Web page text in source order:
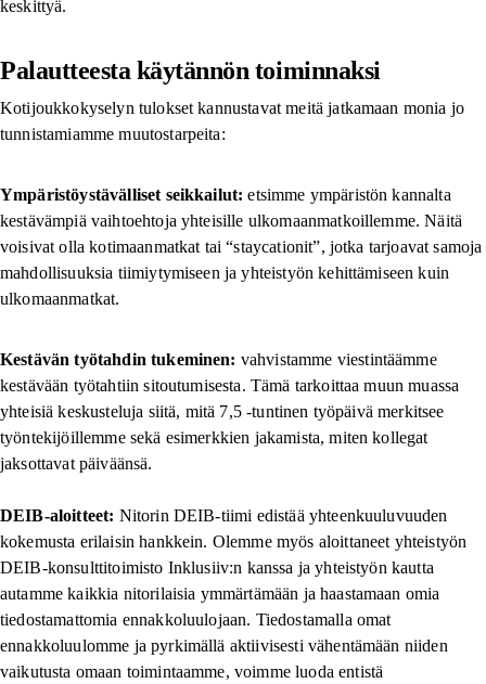
keskittyä.
Palautteesta käytännön toiminnaksi
Kotijoukkokyselyn tulokset kannustavat meitä jatkamaan monia jo
tunnistamiamme muutostarpeita:
Ympäristöystävälliset seikkailut: etsimme ympäristön kannalta
kestävämpiä vaihtoehtoja yhteisille ulkomaanmatkoillemme. Näitä
voisivat olla kotimaanmatkat tai “staycationit”, jotka tarjoavat samoja
mahdollisuuksia tiimiytymiseen ja yhteistyön kehittämiseen kuin
ulkomaanmatkat.
Kestävän työtahdin tukeminen: vahvistamme viestintäämme
kestävään työtahtiin sitoutumisesta. Tämä tarkoittaa muun muassa
yhteisiä keskusteluja siitä, mitä 7,5 -tuntinen työpäivä merkitsee
työntekijöillemme sekä esimerkkien jakamista, miten kollegat
jaksottavat päiväänsä.
DEIB-aloitteet: Nitorin DEIB-tiimi edistää yhteenkuuluvuuden
kokemusta erilaisin hankkein. Olemme myös aloittaneet yhteistyön
DEIB-konsulttitoimisto Inklusiiv:n kanssa ja yhteistyön kautta
autamme kaikkia nitorilaisia ymmärtämään ja haastamaan omia
tiedostamattomia ennakkoluulojaan. Tiedostamalla omat
ennakkoluulomme ja pyrkimällä aktiivisesti vähentämään niiden
vaikutusta omaan toimintaamme, voimme luoda entistä